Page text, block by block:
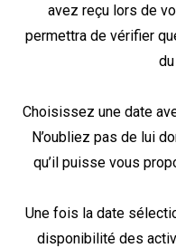
avez reçu lors de
permettra de vérifier
Choisissez une date
N’oubliez pas de lui
qu’il puisse vous
Une fois la date
disponibilité des